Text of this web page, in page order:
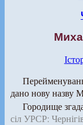
дано нову назву
Городище
сіл УРСР: